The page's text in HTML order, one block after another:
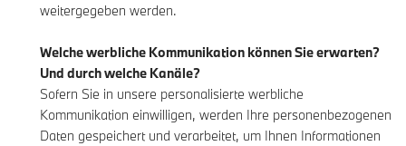
weitergegeben werden.
Welche werbliche Kommunikation können Sie erwarten?
Und durch welche Kanäle?
Sofern Sie in unsere personalisierte werbliche
Kommunikation einwilligen, werden Ihre personenbezogenen
Daten gespeichert und verarbeitet, um Ihnen Informationen